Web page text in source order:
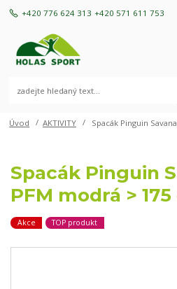
+420 776 624 313 +420 571 611 753
Úvod AKTIVITY Spacák Pinguin
Spacák Pinguin
PFM modrá >
Akce TOP produkt